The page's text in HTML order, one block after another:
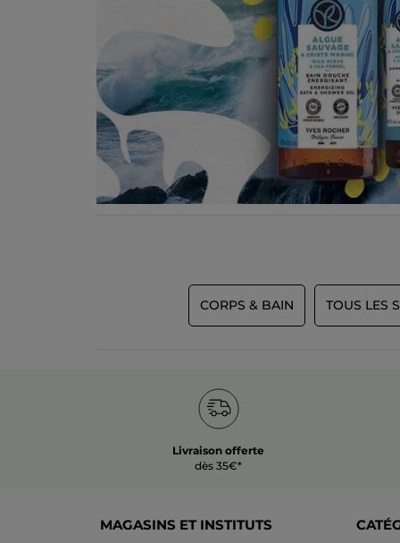
CORPS & BAIN TOUS LES
Livraison offerte
dès 35€*
MAGASINS ET INSTITUTS